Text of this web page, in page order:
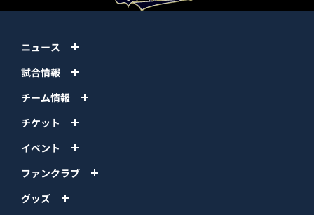
ニュース
試合情報
チーム情報
チケット
イベント
ファンクラブ
グッズ